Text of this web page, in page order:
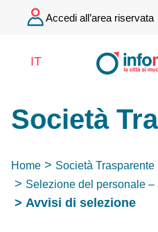
Accedi all’area riservata
IT
Società
Home
Società Trasparente
Selezione del personale
Avvisi di selezione